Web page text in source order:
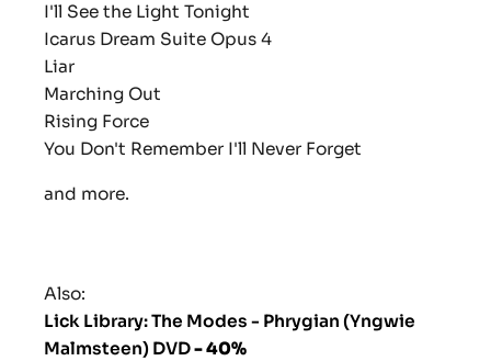
I'll See the Light Tonight
Icarus Dream Suite Opus 4
Liar
Marching Out
Rising Force
You Don't Remember I'll Never Forget
and more.
Also:
Lick Library: The Modes - Phrygian (Yngwie
Malmsteen) DVD- 40%